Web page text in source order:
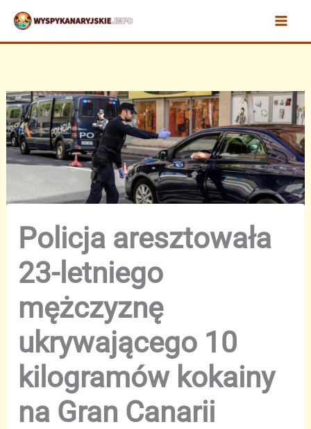
Przejdź
treści
Policja aresztowała
23-letniego
mężczyznę
ukrywającego 10
kilogramów kokainy
na Gran Canarii